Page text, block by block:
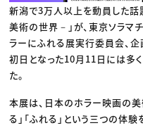
新潟で3万人以上を動員した
美術の世界－」が、東京ソラマ
ラーにふれる展実行委員会、
初日となった10月11日には多
た。
本展は、日本のホラー映画の美
る」「ふれる」という三つの体